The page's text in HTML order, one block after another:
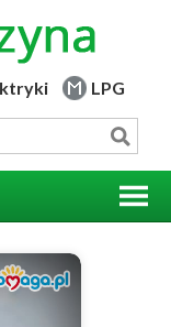
LPG